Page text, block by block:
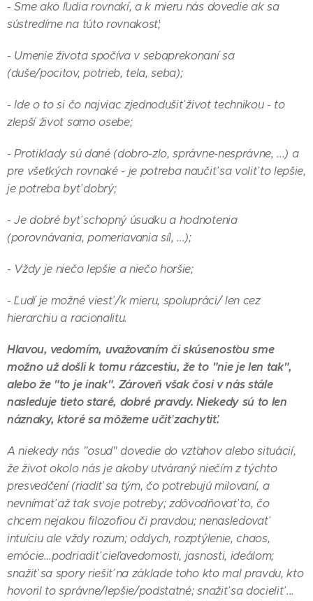
- Sme ako ľudia rovnakí, a k mieru nás dovedie ak sa
sústredíme na túto rovnakosť;
- Umenie života spočíva v sebaprekonaní sa
(duše/pocitov, potrieb, tela, seba);
- Ide o to si čo najviac zjednodušiť život technikou - to
zlepší život samo osebe;
- Protiklady sú dané (dobro-zlo, správne-nesprávne, ...) a
pre všetkých rovnaké - je potreba naučiť sa voliť to lepšie,
je potreba byť dobrý;
- Je dobré byť schopný úsudku a hodnotenia
(porovnávania, pomeriavania síl, ...);
- Vždy je niečo lepšie a niečo horšie;
- Ľudí je možné viesť /k mieru, spolupráci/ len cez
hierarchiu a racionalitu.
Hlavou, vedomím, uvažovaním či skúsenosťou sme
možno už došli k tomu rázcestiu, že to "nie je len tak",
alebo že "to je inak". Zároveň však čosi v nás stále
nasleduje tieto staré, dobré pravdy. Niekedy sú to len
náznaky, ktoré sa môžeme učiť zachytiť.
A niekedy nás "osud" dovedie do vzťahov alebo situácií,
že život okolo nás je akoby utváraný niečím z týchto
presvedčení (riadiť sa tým, čo potrebujú milovaní, a
nevnímať až tak svoje potreby; zdôvodňovať to, čo
chcem nejakou filozofiou či pravdou; nenasledovať
intuíciu ale vždy rozum; oddych, rozptýlenie, chaos,
emócie...podriadiť cieľavedomosti, jasnosti, ideálom;
snažiť sa spory riešiť na základe toho kto mal pravdu, kto
hovoril to správne/lepšie/podstatné; snažiť sa docieliť ...